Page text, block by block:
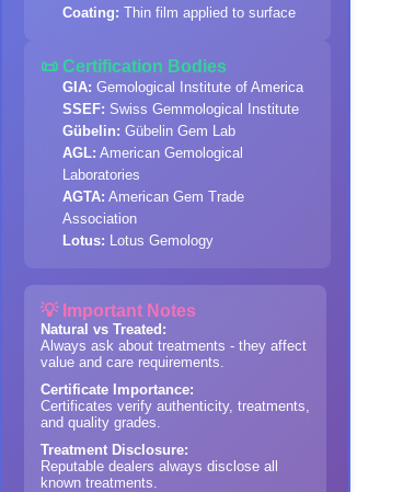
Coating: Thin film applied to surface
📜 Certification Bodies
GIA: Gemological Institute of America
SSEF: Swiss Gemmological Institute
Gübelin: Gübelin Gem Lab
AGL: American Gemological
Laboratories
AGTA: American Gem Trade
Association
Lotus: Lotus Gemology
💡 Important Notes
Natural vs Treated:
Always ask about treatments - they affect
value and care requirements.
Certificate Importance:
Certificates verify authenticity, treatments,
and quality grades.
Treatment Disclosure:
Reputable dealers always disclose all
known treatments.